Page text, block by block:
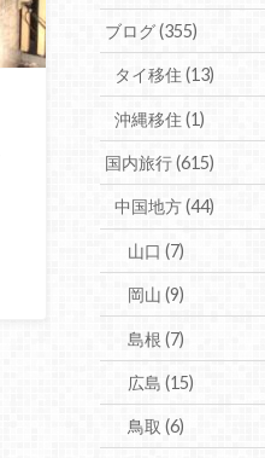
ブログ(355)
タイ移住 (13)
沖縄移住 (1)
国内旅行(615)
中国地方(44)
山口(7)
岡山(9)
島根(7)
広島(15)
鳥取(6)